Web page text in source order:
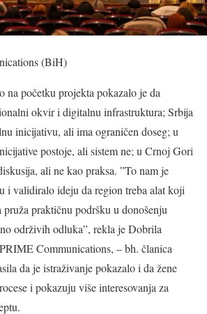
(BiH)
na početku projekta pokazalo je da
okvir i digitalnu infrastruktura; Srbija
inicijativu, ali ima ograničen doseg; u
postoje, ali sistem ne; u Crnoj Gori
ali ne kao praksa. ”To nam je
i validiralo ideju da region treba alat koji
praktičnu podršku u donošenju
održivih odluka”, rekla je Dobrila
Communications, – bh. članica
da je istraživanje pokazalo i da žene
i pokazuju više interesovanja za